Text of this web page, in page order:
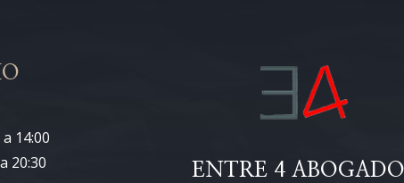
14:00
ENTRE 4